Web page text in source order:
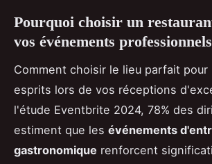
Pourquoi choisir un
vos événements
Comment choisir le lieu parfait pour
esprits lors de vos réceptions
l'étude Eventbrite 2024, 78% des
estiment que les événements
gastronomique renforcent